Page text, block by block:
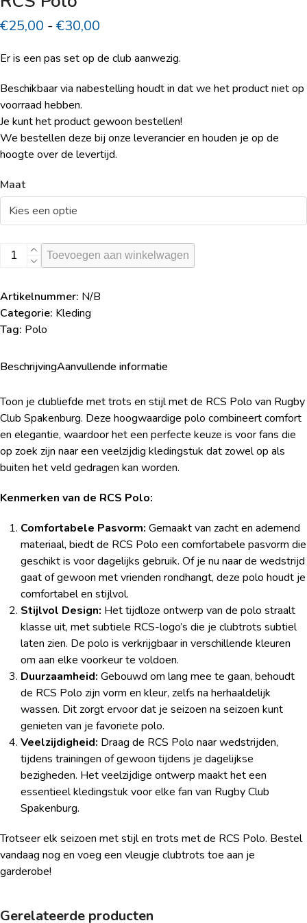
€25,00 - €30,00
tot
€30,00
Er is een pas set op de club aanwezig.
Beschikbaar via nabestelling houdt in dat we het product niet op
voorraad hebben.
Je kunt het product gewoon bestellen!
We bestellen deze bij onze leverancier en houden je op de
hoogte over de levertijd.
Maat
RCS
Toevoegen aan winkelwagen
Artikelnummer: N/B
Categorie: Kleding
Tag: Polo
BeschrijvingAanvullende informatie
Toon je clubliefde met trots en stijl met de RCS Polo van Rugby
Club Spakenburg. Deze hoogwaardige polo combineert comfort
en elegantie, waardoor het een perfecte keuze is voor fans die
op zoek zijn naar een veelzijdig kledingstuk dat zowel op als
buiten het veld gedragen kan worden.
Kenmerken van de RCS Polo:
Comfortabele Pasvorm: Gemaakt van zacht en ademend
materiaal, biedt de RCS Polo een comfortabele pasvorm die
geschikt is voor dagelijks gebruik. Of je nu naar de wedstrijd
gaat of gewoon met vrienden rondhangt, deze polo houdt je
comfortabel en stijlvol.
Stijlvol Design: Het tijdloze ontwerp van de polo straalt
klasse uit, met subtiele RCS-logo’s die je clubtrots subtiel
laten zien. De polo is verkrijgbaar in verschillende kleuren
om aan elke voorkeur te voldoen.
Duurzaamheid: Gebouwd om lang mee te gaan, behoudt
de RCS Polo zijn vorm en kleur, zelfs na herhaaldelijk
wassen. Dit zorgt ervoor dat je seizoen na seizoen kunt
genieten van je favoriete polo.
Veelzijdigheid: Draag de RCS Polo naar wedstrijden,
tijdens trainingen of gewoon tijdens je dagelijkse
bezigheden. Het veelzijdige ontwerp maakt het een
essentieel kledingstuk voor elke fan van Rugby Club
Spakenburg.
Trotseer elk seizoen met stijl en trots met de RCS Polo. Bestel
vandaag nog en voeg een vleugje clubtrots toe aan je
garderobe!
Gerelateerde producten